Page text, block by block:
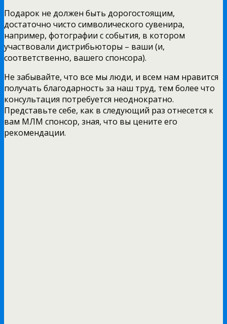
Подарок не должен быть дорогостоящим,
достаточно чисто символического сувенира,
например, фотографии с события, в котором
участвовали дистрибьюторы – ваши (и,
соответственно, вашего спонсора).
Не забывайте, что все мы люди, и всем нам нравится
получать благодарность за наш труд, тем более что
консультация потребуется неоднократно.
Представьте себе, как в следующий раз отнесется к
вам МЛМ спонсор, зная, что вы цените его
рекомендации.